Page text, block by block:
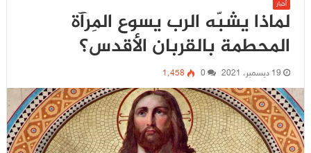
أخبار
لماذا يشبّه الرب يسوع المِرآة
المحطمة بالقربان الأقدس؟
19 ديسمبر، 2021 0 1٬458